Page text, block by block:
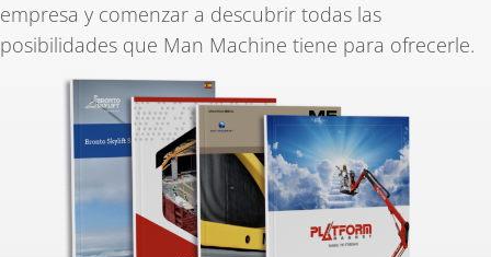
empresa y comenzar a descubrir todas las
posibilidades que Man Machine tiene para ofrecerle.